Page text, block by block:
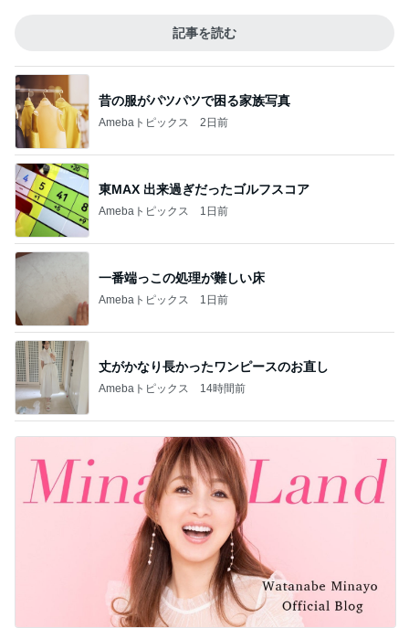
記事を読む
昔の服がパツパツで困る家族写真
Amebaトピックス 2日前
東MAX 出来過ぎだったゴルフスコア
Amebaトピックス 1日前
一番端っこの処理が難しい床
Amebaトピックス 1日前
丈がかなり長かったワンピースのお直し
Amebaトピックス 14時間前